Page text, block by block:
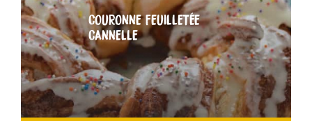
COURONNE FEUILLETÉE
CANNELLE